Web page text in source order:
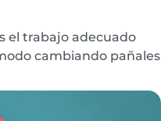
el trabajo adecuado
cambiando pañales
¡Hacé esta
conocimiento a